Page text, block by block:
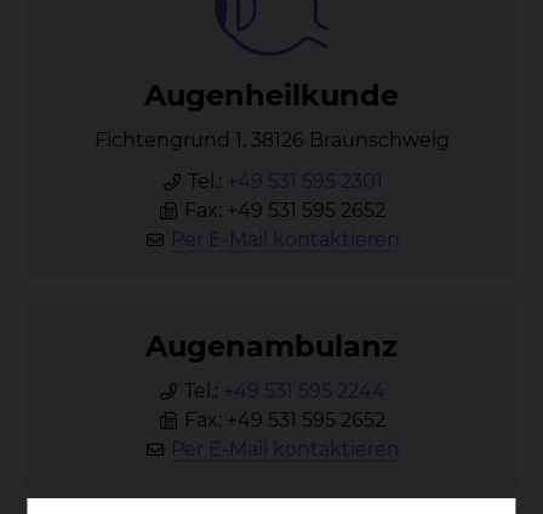
Au­gen­heil­kun­de
Fichtengrund 1, 38126 Braunschweig
Tel.: +49 531 595 2301
Fax: +49 531 595 2652
Per E-Mail kontaktieren
Au­gen­am­bu­lanz
Tel.: +49 531 595 2244
Fax: +49 531 595 2652
Per E-Mail kontaktieren